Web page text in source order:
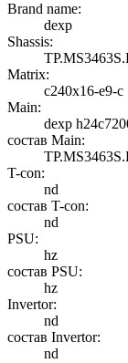
Brand name:
dexp
Shassis:
Matrix:
c240x16-e9-c
Main:
dexp
состав Main:
T-con:
nd
состав T-con:
nd
PSU:
hz
состав PSU:
hz
Invertor:
nd
состав Invertor:
nd